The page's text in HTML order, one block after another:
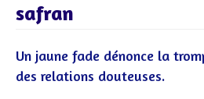
safran
Un jaune fade dénonce la
des relations douteuses.